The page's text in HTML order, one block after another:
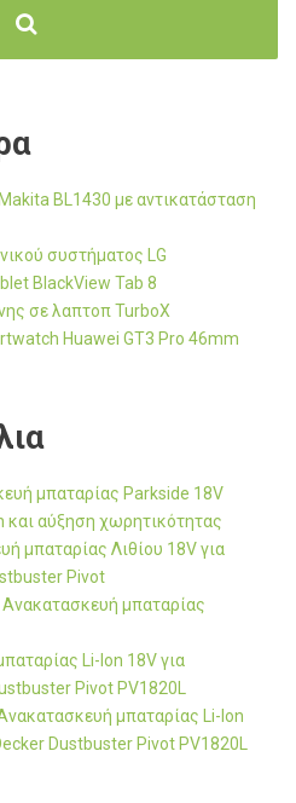
BL1430 με αντικατάσταση
συστήματος LG
BlackView Tab 8
σε λαπτοπ TurboX
Huawei GT3 Pro 46mm
μπαταρίας Parkside 18V
αύξηση χωρητικότητας
μπαταρίας Λιθίου 18V για
Pivot
Ανακατασκευή μπαταρίας
Li-Ion 18V για
Pivot PV1820L
μπαταρίας Li-Ion
Dustbuster Pivot PV1820L